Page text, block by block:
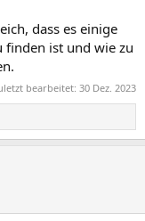
dass es einige
finden ist und wie zu
bearbeitet: 30 Dez. 2023